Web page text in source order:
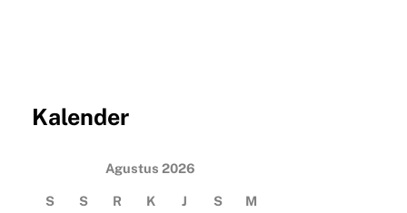
Kalender
Agustus 2026
S S R K J S
M